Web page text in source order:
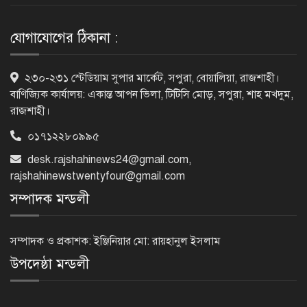
দুর্নীতিমুক্ত প্রশাসন গড়াই সরকারের মূল
লক্ষ্য : ভূমিমন্ত্রী
যাবে না: ভূমিমন্ত্রী
করতে পুলিশের বিশেষ অভিযানে
গ্রেপ্তার-২২
যোগাযোগের ঠিকানা :
২৩০-২৩১ স্টেডিয়াম সুপার মার্কেট, সপুরা, বোয়ালিয়া, রাজশাহী।
বাণিজ্যিক কার্যালয়: একান্ত আপন ভিলা, টিটিসি মোড়, সপুরা, শাহ মখদুম,
রাজশাহী।
০১৭১২২৮০৯৯৫
desk.rajshahinews24@gmail.com,
rajshahinewstwentyfour@gmail.com
সম্পাদক মন্ডলী
সম্পাদক ও প্রকাশক: ইঞ্জিনিয়ার মো: রায়হানুল ইসলাম
উপদেষ্ঠা মন্ডলী